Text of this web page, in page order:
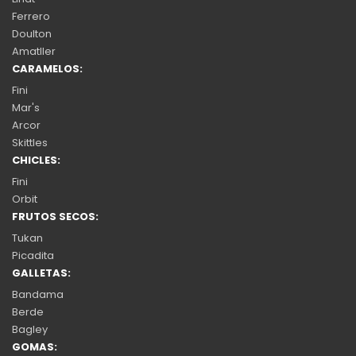
Ferrero
Doulton
Amatller
CARAMELOS:
Fini
Mar's
Arcor
Skittles
CHICLES:
Fini
Orbit
FRUTOS SECOS:
Tukan
Picadita
GALLETAS:
Bandama
Berde
Bagley
GOMAS: